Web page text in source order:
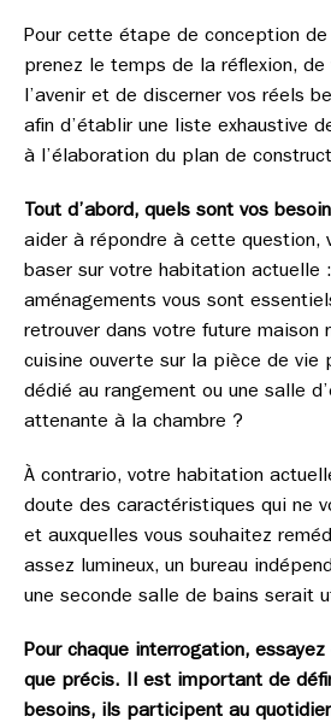
Pour cette étape de conception
prenez le temps de la réflexion, de
l’avenir et de discerner vos réels
afin d’établir une liste exhaustive
à l’élaboration du plan de
Tout d’abord, quels sont vos
aider à répondre à cette question,
baser sur votre habitation actuelle
aménagements vous sont
retrouver dans votre future maison
cuisine ouverte sur la pièce de vie
dédié au rangement ou une salle
attenante à la chambre ?
À contrario, votre habitation
doute des caractéristiques qui ne
et auxquelles vous souhaitez
assez lumineux, un bureau
une seconde salle de bains serait
Pour chaque interrogation,
que précis. Il est important de
besoins, ils participent au